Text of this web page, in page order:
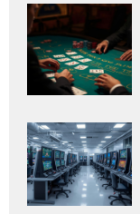
Adaugă
aici textul
pentru
subtitlu
Adaugă
aici textul
pentru
subtitlu